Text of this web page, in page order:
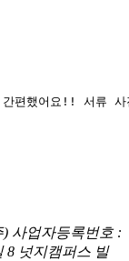
편했어요!! 서류
) 사업자등록번호 :
8 넛지캠퍼스 빌